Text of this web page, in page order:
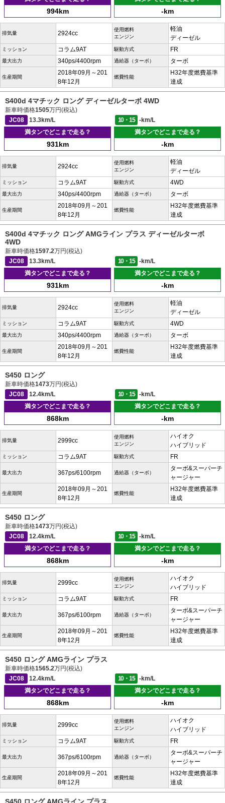
994km -km
排気量 2924cc
使用燃料
エンジン
軽油
ディーゼル
ミッション コラム9AT 駆動方式 FR
最大出力 340ps/4400rpm 過給器（ターボ） ターボ
生産期間
2018年09月～201
8年12月
燃費性能
H32年度燃費基準
達成
S400d 4マチック ロング ディーゼルターボ 4WD
新車時価格1505万円(税込)
JC08
13.3km/L 10・15
-km/L
満タンでどこまで走る？
931km
満タンでどこまで走る？
-km
排気量 2924cc
使用燃料
エンジン
軽油
ディーゼル
ミッション コラム9AT 駆動方式 4WD
最大出力 340ps/4400rpm 過給器（ターボ） ターボ
生産期間
2018年09月～201
8年12月
燃費性能
H32年度燃費基準
達成
S400d 4マチック ロング AMGライン プラス ディーゼルターボ
4WD
新車時価格1597.2万円(税込)
JC08
13.3km/L 10・15
-km/L
満タンでどこまで走る？
931km
満タンでどこまで走る？
-km
排気量 2924cc
使用燃料
エンジン
軽油
ディーゼル
ミッション コラム9AT 駆動方式 4WD
最大出力 340ps/4400rpm 過給器（ターボ） ターボ
生産期間
2018年09月～201
8年12月
燃費性能
H32年度燃費基準
達成
S450 ロング
新車時価格1473万円(税込)
JC08
12.4km/L 10・15
-km/L
満タンでどこまで走る？
868km
満タンでどこまで走る？
-km
排気量 2999cc
使用燃料
エンジン
ハイオク
ハイブリッド
ミッション コラム9AT 駆動方式 FR
最大出力 367ps/6100rpm 過給器（ターボ）
ターボ&スーパーチ
ャージャー
生産期間
2018年09月～201
8年12月
燃費性能
H32年度燃費基準
達成
S450 ロング
新車時価格1473万円(税込)
JC08
12.4km/L 10・15
-km/L
満タンでどこまで走る？
868km
満タンでどこまで走る？
-km
排気量 2999cc
使用燃料
エンジン
ハイオク
ハイブリッド
ミッション コラム9AT 駆動方式 FR
最大出力 367ps/6100rpm 過給器（ターボ）
ターボ&スーパーチ
ャージャー
生産期間
2018年09月～201
8年12月
燃費性能
H32年度燃費基準
達成
S450 ロング AMGライン プラス
新車時価格1565.2万円(税込)
JC08
12.4km/L 10・15
-km/L
満タンでどこまで走る？
868km
満タンでどこまで走る？
-km
排気量 2999cc
使用燃料
エンジン
ハイオク
ハイブリッド
ミッション コラム9AT 駆動方式 FR
最大出力 367ps/6100rpm 過給器（ターボ）
ターボ&スーパーチ
ャージャー
生産期間
2018年09月～201
8年12月
燃費性能
H32年度燃費基準
達成